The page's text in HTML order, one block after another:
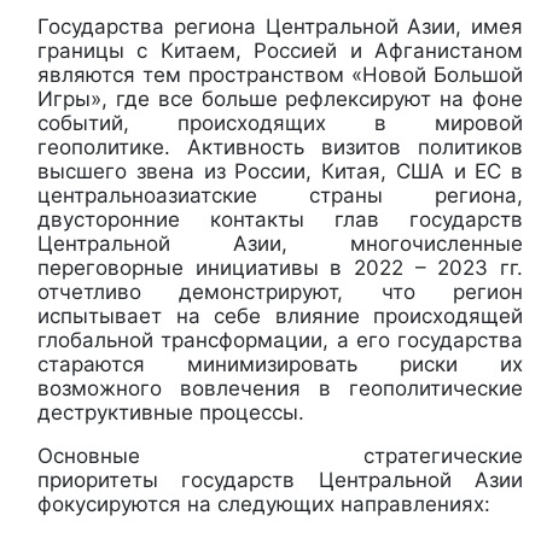
Государства региона Центральной Азии, имея
границы с Китаем, Россией и Афганистаном
являются тем пространством «Новой Большой
Игры», где все больше рефлексируют на фоне
событий, происходящих в мировой
геополитике. Активность визитов политиков
высшего звена из России, Китая, США и ЕС в
центральноазиатские страны региона,
двусторонние контакты глав государств
Центральной Азии, многочисленные
переговорные инициативы в 2022 – 2023 гг.
отчетливо демонстрируют, что регион
испытывает на себе влияние происходящей
глобальной трансформации, а его государства
стараются минимизировать риски их
возможного вовлечения в геополитические
деструктивные процессы.
Основные стратегические
приоритеты государств Центральной Азии
фокусируются на следующих направлениях: